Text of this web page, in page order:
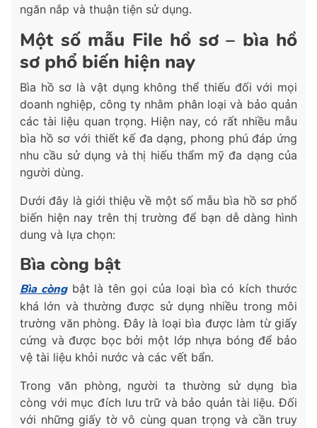
ngăn nắp và thuận tiện sử dụng.
Một số mẫu File hồ sơ – bìa hồ
sơ phổ biến hiện nay
Bìa hồ sơ là vật dụng không thể thiếu đối với mọi
doanh nghiệp, công ty nhằm phân loại và bảo quản
các tài liệu quan trọng. Hiện nay, có rất nhiều mẫu
bìa hồ sơ với thiết kế đa dạng, phong phú đáp ứng
nhu cầu sử dụng và thị hiếu thẩm mỹ đa dạng của
người dùng.
Dưới đây là giới thiệu về một số mẫu bìa hồ sơ phổ
biến hiện nay trên thị trường để bạn dễ dàng hình
dung và lựa chọn:
Bìa còng bật
Bìa còngbật là tên gọi của loại bìa có kích thước
khá lớn và thường được sử dụng nhiều trong môi
trường văn phòng. Đây là loại bìa được làm từ giấy
cứng và được bọc bởi một lớp nhựa bóng để bảo
vệ tài liệu khỏi nước và các vết bẩn.
Trong văn phòng, người ta thường sử dụng bìa
còng với mục đích lưu trữ và bảo quản tài liệu. Đối
với những giấy tờ vô cùng quan trọng và cần truy